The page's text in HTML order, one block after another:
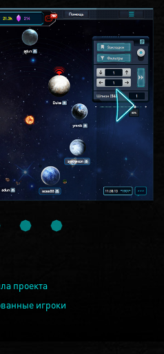
проекта
игроки